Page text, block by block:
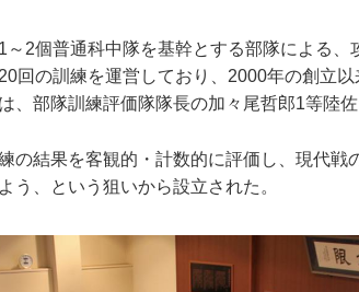
～2個普通科中隊を基幹とする部隊による
回の訓練を運営しており、2000年の創立
、部隊訓練評価隊隊長の加々尾哲郎1等陸佐
の結果を客観的・計数的に評価し、現代戦
う、という狙いから設立された。